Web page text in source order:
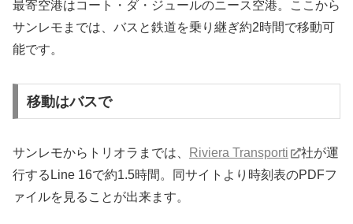
最寄空港はコート・ダ・ジュールのニース空港。ここから
サンレモまでは、バスと鉄道を乗り継ぎ約2時間で移動可
能です。
移動はバスで
サンレモからトリオラまでは、 Riviera Transporti
社が運
行するLine 16で約1.5時間。同サイトより時刻表のPDFフ
ァイルを見ることが出来ます。